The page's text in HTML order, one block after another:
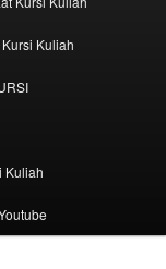
Kuliah
Kuliah